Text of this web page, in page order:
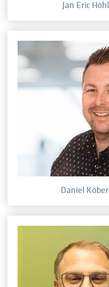
Jan Eric Höhl
Daniel Köberl